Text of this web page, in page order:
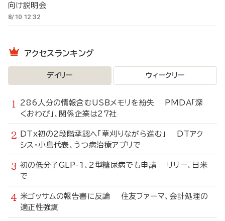
向け説明会
8/10 12:32
アクセスランキング
デイリー ウィークリー
286人分の情報含むUSBメモリを紛失 PMDA「深
くおわび」、関係企業は27社
DTx初の2段階承認へ「草刈りながら進む」 DTアク
シス・小島代表、うつ病治療アプリで
初の低分子GLP-1、2型糖尿病でも申請 リリー、日米
で
米ゴッサムの報告書に反論 住友ファーマ、会計処理の
適正性強調